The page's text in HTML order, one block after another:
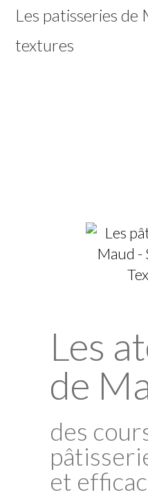
Les patisseries de
textures
Les
de
des
et